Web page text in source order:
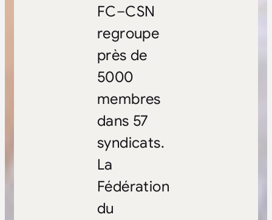
FC–CSN
regroupe
près de
5000
membres
dans 57
syndicats.
La
Fédération
du